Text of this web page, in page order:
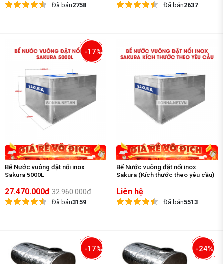
Đã bán2758 Đã bán2637
-17%
Bể Nước vuông đặt nổi inox
Sakura 5000L
27.470.000đ 32.960.000đ
Đã bán3159
Bể Nước vuông đặt nổi inox
Sakura (Kích thước theo yêu cầu)
Liên hệ
Đã bán5513
-17% -24%